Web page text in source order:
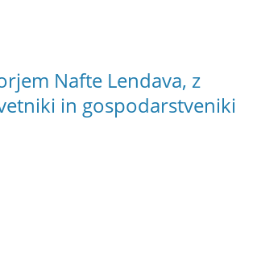
Nafte Lendava, z
in gospodarstveniki